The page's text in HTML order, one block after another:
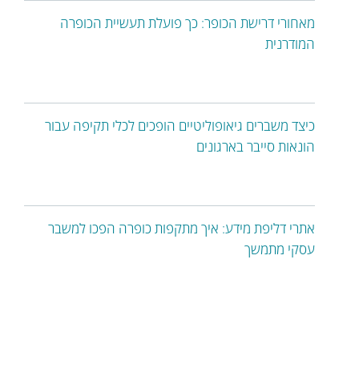
מאחורי דרישת הכופר: כך פועלת תעשיית הכופרה
המודרנית
כיצד משברים גיאופוליטיים הופכים לכלי תקיפה עבור
הונאות סייבר בארגונים
אתרי דליפת מידע: איך מתקפות כופרה הפכו למשבר
עסקי מתמשך